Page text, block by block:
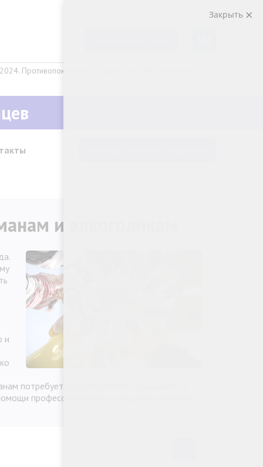
Противопоказания — нужна консультация врача.
и алкоголикам
и
потребуется после полного очищения от
профессиональных психологов лечение
Закрыть